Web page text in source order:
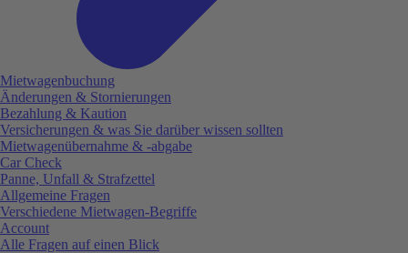
Mietwagenbuchung
Änderungen & Stornierungen
Bezahlung & Kaution
Versicherungen & was Sie darüber wissen sollten
Mietwagenübernahme & -abgabe
Car Check
Panne, Unfall & Strafzettel
Allgemeine Fragen
Verschiedene Mietwagen-Begriffe
Account
Alle Fragen auf einen Blick